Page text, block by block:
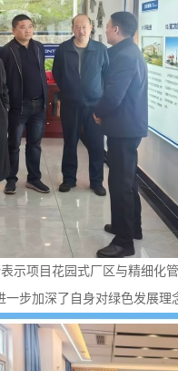
目花园式厂区与精细化
步加深了自身对绿色发展理